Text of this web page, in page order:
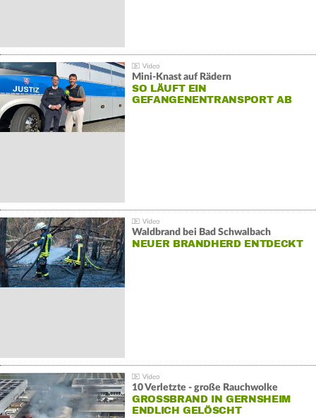
Mini-Knast auf Rädern
SO LÄUFT EIN
GEFANGENENTRANSPORT AB
Waldbrand bei Bad Schwalbach
NEUER BRANDHERD ENTDECKT
10 Verletzte - große Rauchwolke
GROSSBRAND IN GERNSHEIM E
NDLICH GELÖSCHT